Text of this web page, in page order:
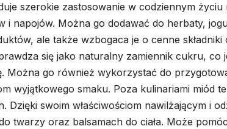
szerokie zastosowanie w codziennym życiu
i napojów. Można go dodawać do herbaty,
ale także wzbogaca je o cenne
się jako naturalny zamiennik cukru, co
Można go również wykorzystać do
wyjątkowego smaku. Poza kulinariami miód
Dzięki swoim właściwościom nawilżającym i
twarzy oraz balsamach do ciała. Może